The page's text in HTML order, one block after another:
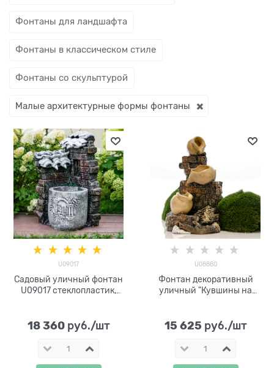
Фонтаны для ландшафта
Фонтаны в классическом стиле
Фонтаны со скульптурой
Малые архитектурные формы фонтаны
U09017
Садовый уличный фонтан
U09017 стеклопластик,
18 360 руб./шт
U08880
Фонтан декоративный
уличный "Кувшины на
15 625 руб./шт